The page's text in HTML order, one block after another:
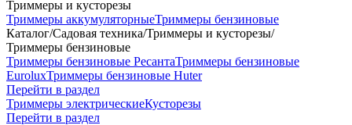
Триммеры и кусторезы
Триммеры аккумуляторныеТриммеры бензиновые
Каталог/Садовая техника/Триммеры и кусторезы/
Триммеры бензиновые
Триммеры бензиновые РесантаТриммеры бензиновые
EuroluxТриммеры бензиновые Huter
Перейти в раздел
Триммеры электрическиеКусторезы
Перейти в раздел